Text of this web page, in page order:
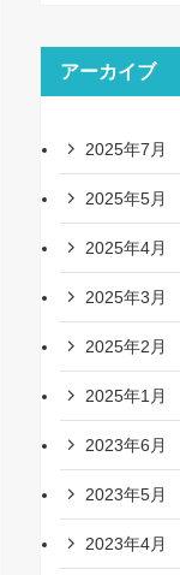
アーカイブ
2025年7月
2025年5月
2025年4月
2025年3月
2025年2月
2025年1月
2023年6月
2023年5月
2023年4月